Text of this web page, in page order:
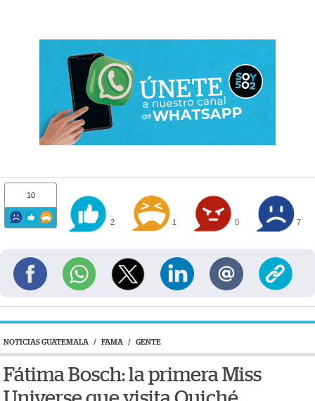
10
2 1 0 7
NOTICIAS GUATEMALA / FAMA / GENTE
Fátima Bosch: la primera Miss